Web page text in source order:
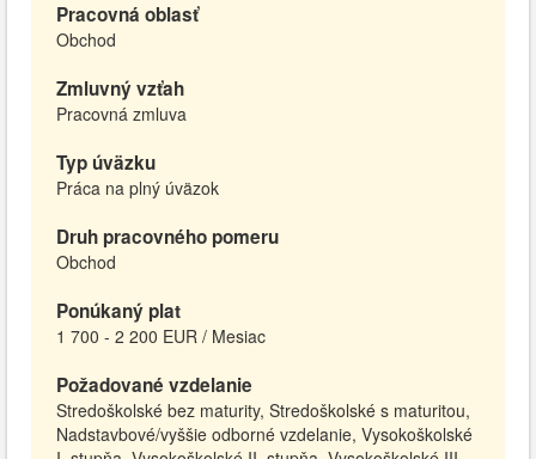
Pracovná oblasť
Obchod
Zmluvný vzťah
Pracovná zmluva
Typ úväzku
Práca na plný úväzok
Druh pracovného pomeru
Obchod
Ponúkaný plat
1 700 - 2 200 EUR / Mesiac
Požadované vzdelanie
Stredoškolské bez maturity, Stredoškolské s maturitou,
Nadstavbové/vyššie odborné vzdelanie, Vysokoškolské